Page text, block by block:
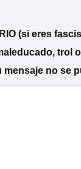
(si eres
trol
mensaje no se